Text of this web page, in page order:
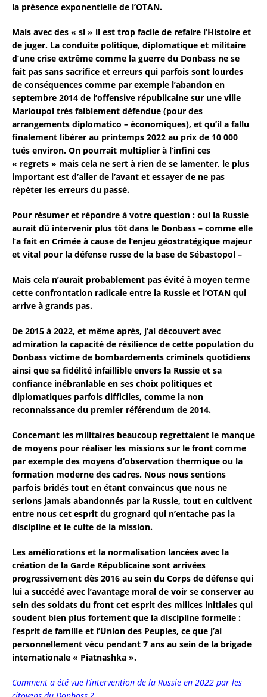
la présence exponentielle de l’OTAN.
Mais avec des « si » il est trop facile de refaire l’Histoire et
de juger. La conduite politique, diplomatique et militaire
d’une crise extrême comme la guerre du Donbass ne se
fait pas sans sacrifice et erreurs qui parfois sont lourdes
de conséquences comme par exemple l’abandon en
septembre 2014 de l’offensive républicaine sur une ville
Marioupol très faiblement défendue (pour des
arrangements diplomatico – économiques), et qu’il a fallu
finalement libérer au printemps 2022 au prix de 10 000
tués environ. On pourrait multiplier à l’infini ces
« regrets » mais cela ne sert à rien de se lamenter, le plus
important est d’aller de l’avant et essayer de ne pas
répéter les erreurs du passé.
Pour résumer et répondre à votre question : oui la Russie
aurait dû intervenir plus tôt dans le Donbass – comme elle
l’a fait en Crimée à cause de l’enjeu géostratégique majeur
et vital pour la défense russe de la base de Sébastopol –
Mais cela n’aurait probablement pas évité à moyen terme
cette confrontation radicale entre la Russie et l’OTAN qui
arrive à grands pas.
De 2015 à 2022, et même après, j’ai découvert avec
admiration la capacité de résilience de cette population du
Donbass victime de bombardements criminels quotidiens
ainsi que sa fidélité infaillible envers la Russie et sa
confiance inébranlable en ses choix politiques et
diplomatiques parfois difficiles, comme la non
reconnaissance du premier référendum de 2014.
Concernant les militaires beaucoup regrettaient le manque
de moyens pour réaliser les missions sur le front comme
par exemple des moyens d’observation thermique ou la
formation moderne des cadres. Nous nous sentions
parfois bridés tout en étant convaincus que nous ne
serions jamais abandonnés par la Russie, tout en cultivent
entre nous cet esprit du grognard qui n’entache pas la
discipline et le culte de la mission.
Les améliorations et la normalisation lancées avec la
création de la Garde Républicaine sont arrivées
progressivement dès 2016 au sein du Corps de défense qui
lui a succédé avec l’avantage moral de voir se conserver au
sein des soldats du front cet esprit des milices initiales qui
soudent bien plus fortement que la discipline formelle :
l’esprit de famille et l’Union des Peuples, ce que j’ai
personnellement vécu pendant 7 ans au sein de la brigade
internationale « Piatnashka ».
Comment a été vue l’intervention de la Russie en 2022 par les